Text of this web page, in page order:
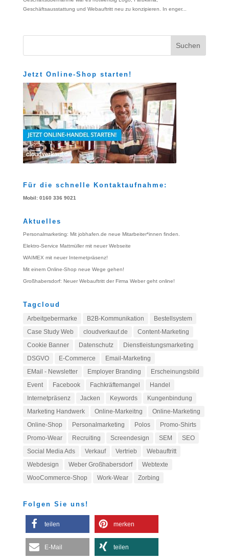
Geschäftsausstattung und Webauftritt neu zu konzipieren. In enger...
Jetzt Online-Shop starten!
Für die schnelle Kontaktaufnahme:
Mobil: 0160 336 9021
Aktuelles
Personalmarketing: Mit jobhafen.de neue Mitarbeiter*innen finden.
Elektro-Service Mattmüller mit neuer Webseite
WAIMEX mit neuer Internetpräsenz!
Mit einem Online-Shop neue Wege gehen!
Großhabersdorf: Neuer Webauftritt der Firma Weber geht online!
Tagcloud
Arbeitgebermarke B2B-Kommunikation
Bestellsystem
Case Study Web
cloudverkauf.de
Content-Marketing
Cookie Banner
Datenschutz
Dienstleistungsmarketing
DSGVO
E-Commerce
Email-Marketing
EMail - Newsletter
Employer Branding
Erscheinungsbild
Event
Facebook Fachkräftemangel
Handel
Internetpräsenz
Jacken Keywords
Kungenbindung
Marketing Handwerk
Online-Markeitng
Online-Marketing
Online-Shop
Personalmarketing Polos
Promo-Shirts
Promo-Wear
Recruiting Screendesign SEM
SEO
Social Media Ads
Verkauf Vertrieb
Webauftritt
Webdesign
Weber Großhabersdorf
Webtexte
WooCommerce-Shop
Work-Wear Zorbing
Folgen Sie uns!
teilen merken
E-Mail teilen